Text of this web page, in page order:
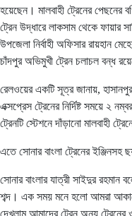
হয়েছেন। মালবাহী ট্রেনের পেছনের
ট্রেন উদ্ধারে লাকসাম থেকে ফায়ার
উপজেলা নির্বাহী অফিসার রায়হান
চাঁদপুর অভিমুখী ট্রেন চলাচল বন্ধ
রেলওয়ের একটি সূত্র জানায়, হাসানপুর
এক্সপ্রেস ট্রেনের নির্দিষ্ট সময়ে ২
ট্রেনটি স্টেশনে দাঁড়ানো মালবাহী
এতে সোনার বাংলা ট্রেনের ইঞ্জিনসহ
সোনার বাংলার যাত্রী সাইদুর
শব্দ। এক সময় মনে হলো আমরা
দেখলাম আমাদের ট্রেন অন্য ট্রেনের